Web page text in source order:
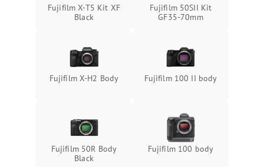
Fujifilm X-T5 Kit XF
Black
Fujifilm 50SII Kit
GF35-70mm
Fujifilm X-H2 Body Fujifilm 100 II body
Fujifilm 50R Body
Black
Fujifilm 100 body